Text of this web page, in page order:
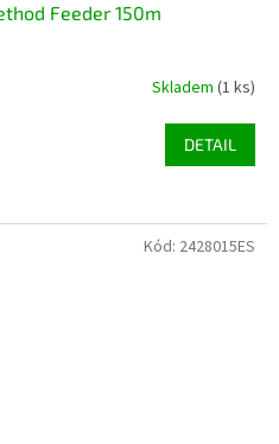
Feeder 150m
Skladem (1 ks)
DETAIL
Kód: 2428015ES